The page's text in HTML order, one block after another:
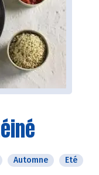
Automne
Eté